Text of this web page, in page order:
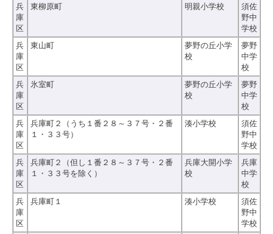
兵
庫
区
東柳原町 明親小学校
須佐
野中
学校
兵
庫
区
東山町
夢野の丘小学
校
夢野
中学
校
兵
庫
区
氷室町
夢野の丘小学
校
夢野
中学
校
兵
庫
区
兵庫町２（うち１番２８～３７号・２番
１・３３号）
湊小学校
須佐
野中
学校
兵
庫
区
兵庫町２（但し１番２８～３７号・２番
１・３３号を除く）
兵庫大開小学
校
兵庫
中学
校
兵
庫
区
兵庫町１ 湊小学校
須佐
野中
学校